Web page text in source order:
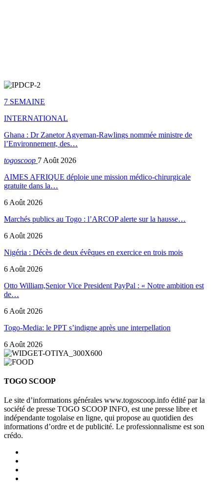
7 SEMAINE
INTERNATIONAL
Ghana : Dr Zanetor Agyeman-Rawlings nommée ministre de
l’Environnement, des…
togoscoop 7 Août 2026
AIMES AFRIQUE déploie une mission médico-chirurgicale
gratuite dans la…
6 Août 2026
Marchés publics au Togo : l’ARCOP alerte sur la hausse…
6 Août 2026
Nigéria : Décès de deux évêques en exercice en trois mois
6 Août 2026
Otto William,Senior Vice President PayPal : « Notre ambition est
de…
6 Août 2026
Togo-Media: le PPT s’indigne après une interpellation
6 Août 2026
TOGO SCOOP
Le site d’informations générales www.togoscoop.info édité par la
société de presse TOGO SCOOP INFO, est une presse libre et
indépendante togolaise en ligne, qui propose au quotidien des
informations d’ordre et de publicité. Le professionnalisme est son
crédo.